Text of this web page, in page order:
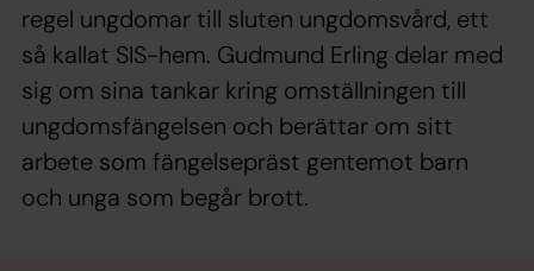
regel ungdomar till sluten ungdomsvård, ett
så kallat SIS-hem. Gudmund Erling delar med
sig om sina tankar kring omställningen till
ungdomsfängelsen och berättar om sitt
arbete som fängelsepräst gentemot barn
och unga som begår brott.